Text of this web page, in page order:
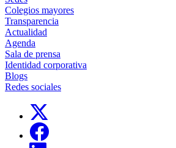
Colegios mayores
Transparencia
Actualidad
Agenda
Sala de prensa
Identidad corporativa
Blogs
Redes sociales
Links, Opens in this window
Links, Opens in this window